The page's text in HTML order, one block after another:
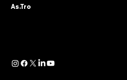
Determinazione
As.Tro